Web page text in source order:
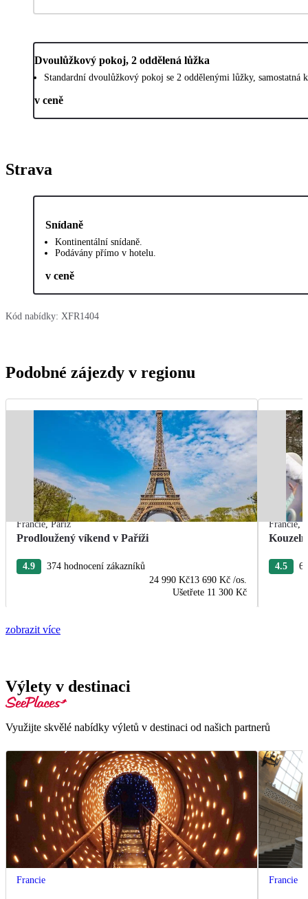
Dvoulůžkový pokoj, 2 oddělená lůžka
Standardní dvoulůžkový pokoj se 2 oddělenými lůžky, samostatná
v ceně
Strava
Snídaně
Kontinentální snídaně.
Podávány přímo v hotelu.
v ceně
Kód nabídky: XFR1404
Podobné zájezdy v regionu
Francie,Paříž
Prodloužený víkend v Paříži
4.9
374 hodnocení zákazníků
24 990 Kč13 690 Kč /os.
Ušetřete 11 300 Kč
Francie,
4.5
zobrazit více
Výlety v destinaci
Využijte skvělé nabídky výletů v destinaci od našich partnerů
Francie Francie